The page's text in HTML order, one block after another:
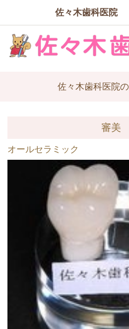
佐々木歯科医院
佐々木歯科医院
審美
オールセラミック